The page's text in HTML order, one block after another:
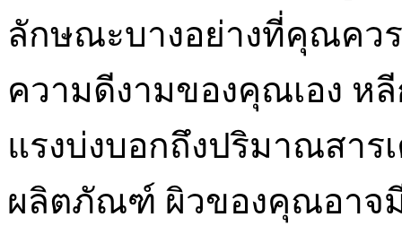
ลักษณะบางอย่างที่คุณคว
ความดีงามของคุณเอง ห
แรงบ่งบอกถึงปริมาณสาร
ผลิตภัณฑ์ ผิวของคุณอาจมี